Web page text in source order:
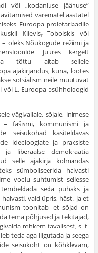
või „kodanluse jäänuse”
varematel aastatel
Euroopa proletariaadile
Kiievisr Tobolskis või
oleks Nõukogude režiimi ja
juures kergelt
tõttu aitab sellele
ajakirjandus, kuna, lootes
sotsialism neile muutuvat
või L.-Euroopa psühholoogid
vägivallale, sõjale, inimese
– fašismi, kommunismi ja
seisukohad käsiteldavas
ideoloogiate ja praksiste
ja liberaalse demokraatia
selle ajakirja kolmandas
sümboliseerida halvasti
voolu suhtumist sellesse
seda pühaks ja
vaid üpris, hästi, ja et
toonitab, et sõjad on
tema põhjused ja tekitajad,
rohkem tavalisest, s. t.
teda aga liigutada ja seega
seisukoht on kõhklevam,